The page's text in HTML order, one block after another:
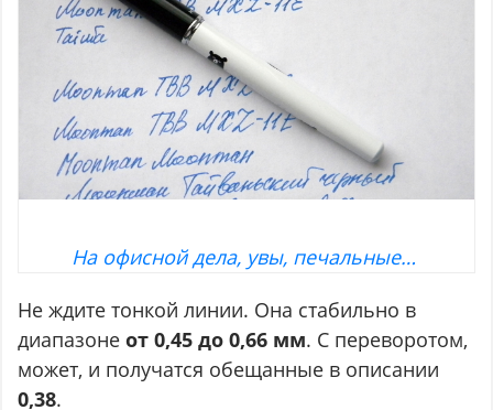
На офисной дела, увы, печальные…
Не ждите тонкой линии. Она стабильно в
диапазонеот 0,45 до 0,66 мм. С переворотом,
может, и получатся обещанные в описании
0,38.